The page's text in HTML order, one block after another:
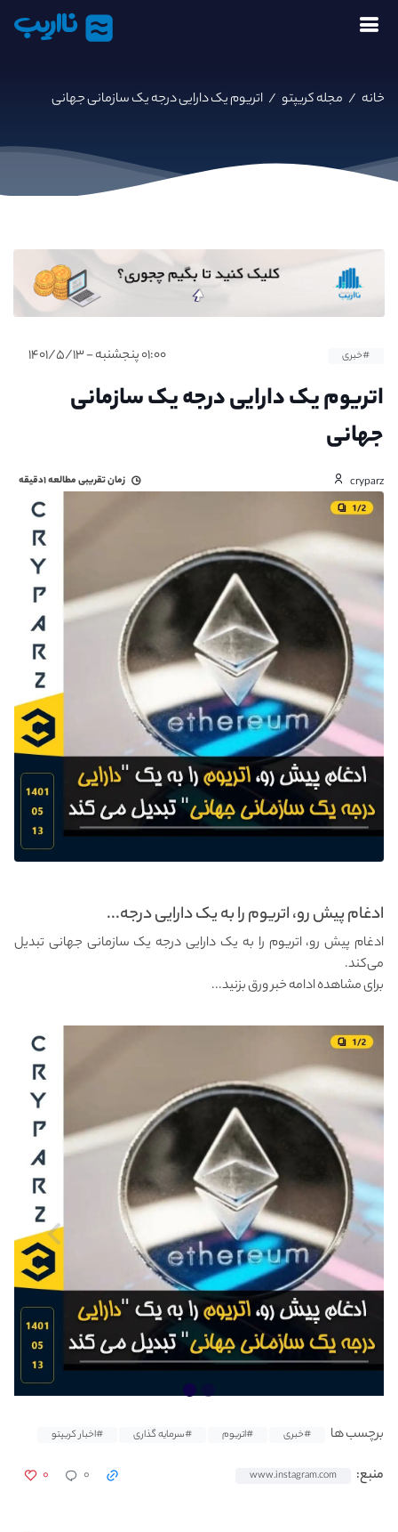
نااریب
خانه / مجله کریپتو / اتریوم یک دارایی درجه یک سازمانی جهانی
#خبری ۰۱:۰۰ پنجشنبه - ۱۴۰۱/۵/۱۳
اتریوم یک دارایی درجه یک سازمانی
جهانی
cryparz زمان تقریبی مطالعه۱دقیقه
ادغام پیش رو، اتریوم را به یک دارایی درجه...
ادغام پیش رو، اتریوم را به یک دارایی درجه یک سازمانی جهانی تبدیل
می‌کند.
برای مشاهده ادامه خبر ورق بزنید...
برچسب ها #خبری #اتریوم #سرمایه گذاری #اخبار کریپتو
منبع: www.instagram.com ۰ ۰